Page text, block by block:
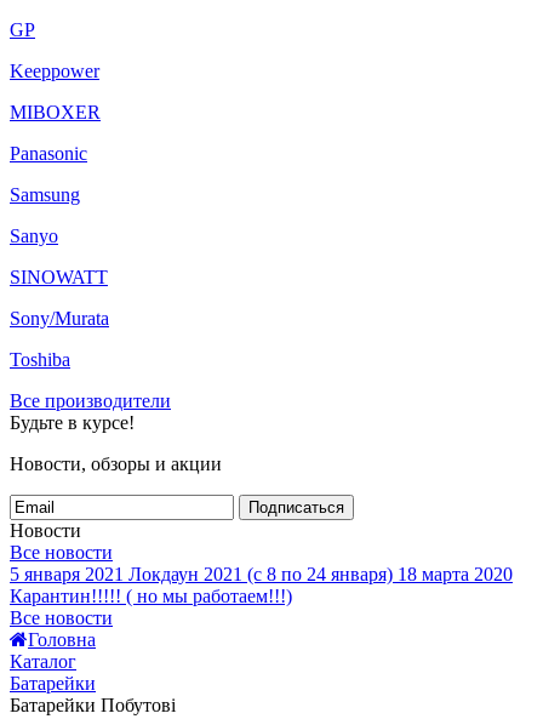
GP
Keeppower
MIBOXER
Panasonic
Samsung
Sanyo
SINOWATT
Sony/Murata
Toshiba
Все производители
Будьте в курсе!
Новости, обзоры и акции
Подписаться
Новости
Все новости
5 января 2021 Локдаун 2021 (с 8 по 24 января) 18 марта 2020
Карантин!!!!! ( но мы работаем!!!)
Все новости
Головна
Каталог
Батарейки
Батарейки Побутові